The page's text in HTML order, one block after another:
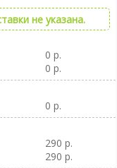
не указана.
0 р.
0 р.
0 р.
290 р.
290 р.